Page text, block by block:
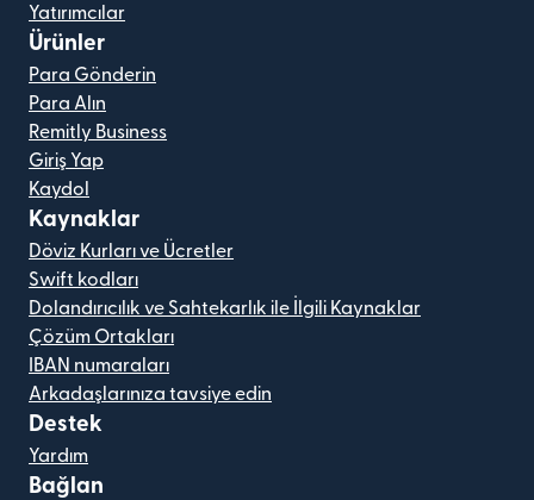
Yatırımcılar
Ürünler
Para Gönderin
Para Alın
Remitly Business
Giriş Yap
Kaydol
Kaynaklar
Döviz Kurları ve Ücretler
Swift kodları
Dolandırıcılık ve Sahtekarlık ile İlgili Kaynaklar
Çözüm Ortakları
IBAN numaraları
Arkadaşlarınıza tavsiye edin
Destek
Yardım
Bağlan